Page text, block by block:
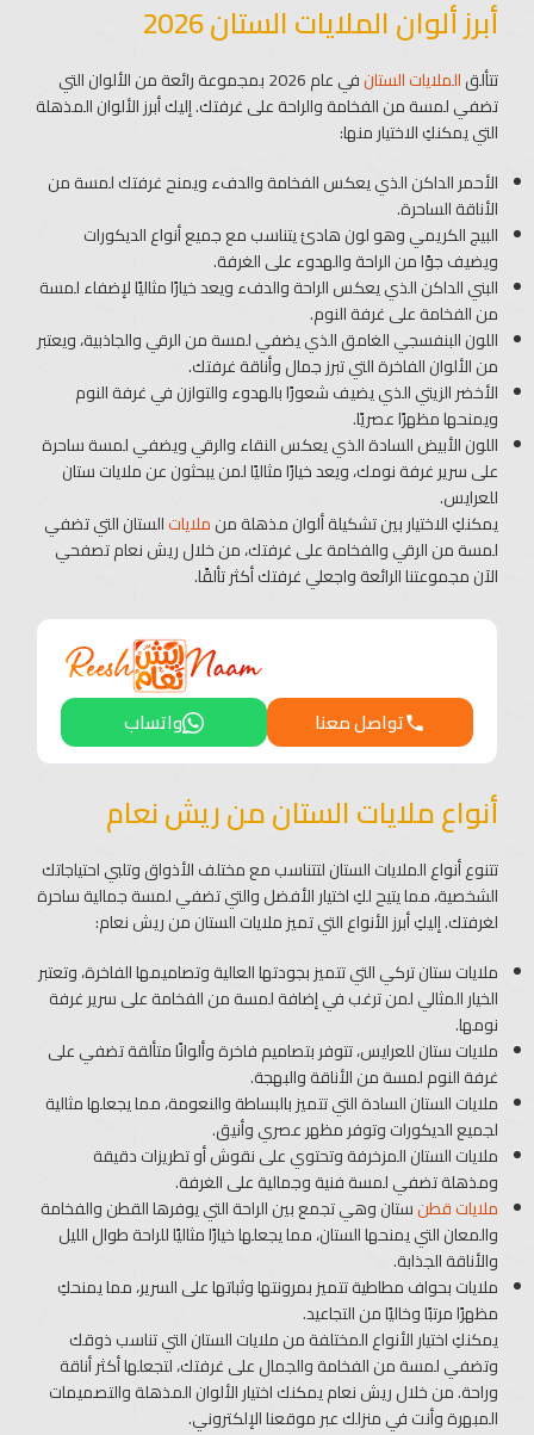
أبرز ألوان الملايات الستان 2026
تتألقالملايات الستان
في عام 2026 بمجموعة رائعة من الألوان التي
تضفي لمسة من الفخامة والراحة على غرفتك. إليك أبرز الألوان المذهلة
التي يمكنكِ الاختيار منها:
الأحمر الداكن الذي يعكس الفخامة والدفء ويمنح غرفتك لمسة من
الأناقة الساحرة.
البيج الكريمي وهو لون هادئ يتناسب مع جميع أنواع الديكورات
ويضيف جوًا من الراحة والهدوء على الغرفة.
البني الداكن الذي يعكس الراحة والدفء ويعد خيارًا مثاليًا لإضفاء لمسة
من الفخامة على غرفة النوم.
اللون البنفسجي الغامق الذي يضفي لمسة من الرقي والجاذبية، ويعتبر
من الألوان الفاخرة التي تبرز جمال وأناقة غرفتك.
الأخضر الزيتي الذي يضيف شعورًا بالهدوء والتوازن في غرفة النوم
ويمنحها مظهرًا عصريًا.
اللون الأبيض السادة الذي يعكس النقاء والرقي ويضفي لمسة ساحرة
على سرير غرفة نومك، ويعد خيارًا مثاليًا لمن يبحثون عن ملايات ستان
للعرايس.
يمكنكِ الاختيار بين تشكيلة ألوان مذهلة منملاياتالستان التي تضفي
لمسة من الرقي والفخامة على غرفتك، من خلال ريش نعام تصفحي
الآن مجموعتنا الرائعة واجعلي غرفتك أكثر تألقًا.
واتساب تواصل معنا
أنواع ملايات الستان من ريش نعام
تتنوع أنواع الملايات الستان لتتناسب مع مختلف الأذواق وتلبي احتياجاتك
الشخصية، مما يتيح لكِ اختيار الأفضل والتي تضفي لمسة جمالية ساحرة
لغرفتك. إليكِ أبرز الأنواع التي تميز ملايات الستان من ريش نعام:
ملايات ستان تركي التي تتميز بجودتها العالية وتصاميمها الفاخرة، وتعتبر
الخيار المثالي لمن ترغب في إضافة لمسة من الفخامة على سرير غرفة
نومها.
ملايات ستان للعرايس، تتوفر بتصاميم فاخرة وألوانًا متألقة تضفي على
غرفة النوم لمسة من الأناقة والبهجة.
ملايات الستان السادة التي تتميز بالبساطة والنعومة، مما يجعلها مثالية
لجميع الديكورات وتوفر مظهر عصري وأنيق.
ملايات الستان المزخرفة وتحتوي على نقوش أو تطريزات دقيقة
ومذهلة تضفي لمسة فنية وجمالية على الغرفة.
ملايات قطنستان وهي تجمع بين الراحة التي يوفرها القطن والفخامة
والمعان التي يمنحها الستان، مما يجعلها خيارًا مثاليًا للراحة طوال الليل
والأناقة الجذابة.
ملايات بحواف مطاطية تتميز بمرونتها وثباتها على السرير، مما يمنحكِ
مظهرًا مرتبًا وخاليًا من التجاعيد.
يمكنكِ اختيار الأنواع المختلفة من ملايات الستان التي تناسب ذوقك
وتضفي لمسة من الفخامة والجمال على غرفتك، لتجعلها أكثر أناقة
وراحة. من خلال ريش نعام يمكنك اختيار الألوان المذهلة والتصميمات
المبهرة وأنت في منزلك عبر موقعنا الإلكتروني.